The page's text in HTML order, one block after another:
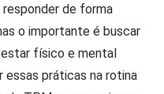
de forma
o importante é buscar
físico e mental
essas práticas na rotina